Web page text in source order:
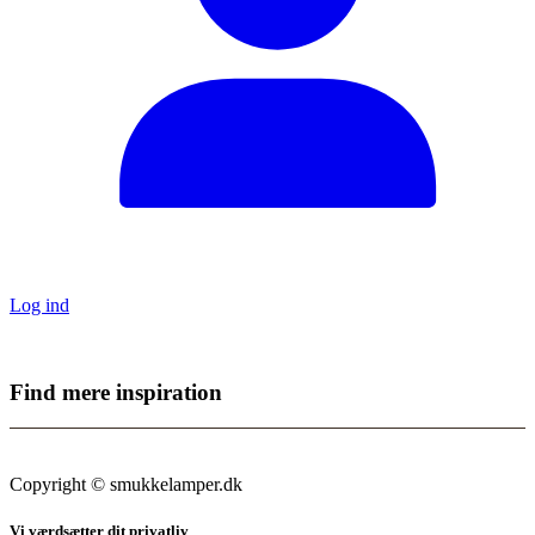
Log ind
Find mere inspiration
Copyright © smukkelamper.dk
Vi værdsætter dit privatliv